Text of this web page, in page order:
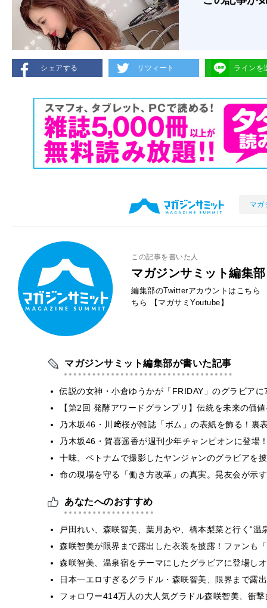
シェアする リツィート ラインを
マガ
この記事を書いた人
マガジンサミット編集部
編集部のTwitterアカウントはこちら
ちら
【マガサミYoutube】
マガジンサミット編集部が書いた記事
伝説の女神・小倉ゆうかが「FRIDAY」のグラビア
【第2回 発酵アワードグランプリ】伝統を未来の価
乃木坂46・川﨑桜が雑誌「ボム」の表紙を飾る！裏
乃木坂46・賀喜遥香が週刊少年チャンピオンに登
十味、ベトナムで撮影したヤンジャンのグラビアを
命の現場を守る「働き方改革」の真実。晃友会が示
あなたへのおすすめ
戸田れい、森咲智美、葉月あや、橋本梨菜と行く“
森咲智美が限界まで露出した衣装を披露！ファンも
森咲智美、温泉宿をテーマにしたグラビアに登場し
日本一エロすぎるグラドル・森咲智美、限界まで露
フォロワー414万人の大人気グラドル森咲智美、衝